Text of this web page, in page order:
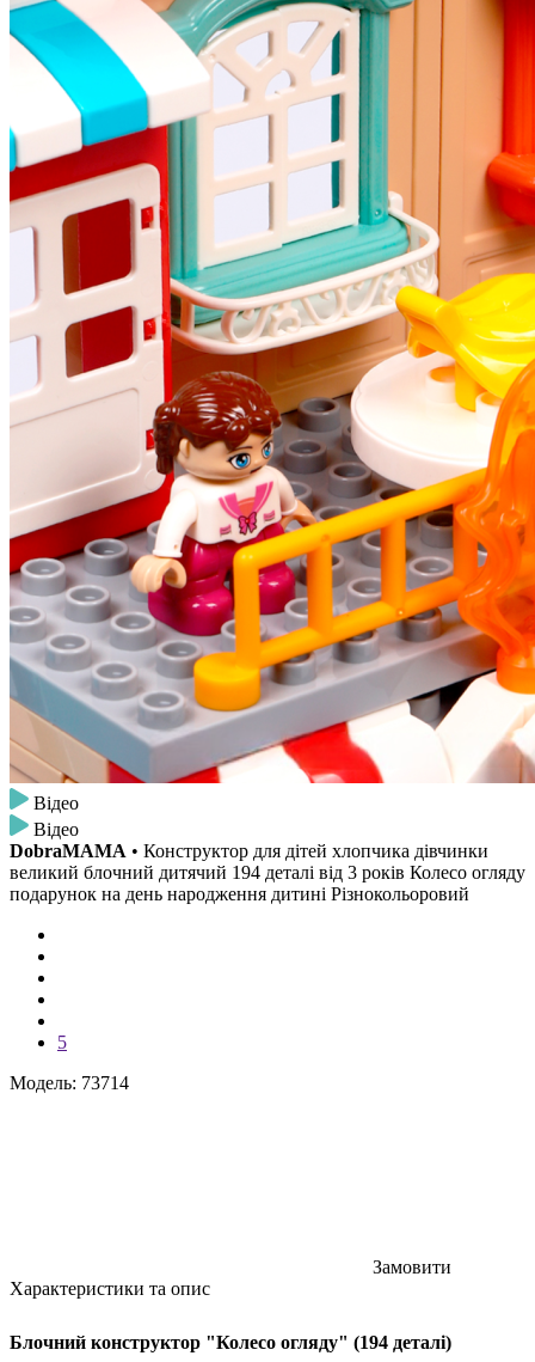
Відео
Відео
DobraMAMA • Конструктор для дітей хлопчика дівчинки
великий блочний дитячий 194 деталі від 3 років Колесо огляду
подарунок на день народження дитині Різнокольоровий
5
Модель: 73714
Замовити
Характеристики та опис
Блочний конструктор "Колесо огляду" (194 деталі)